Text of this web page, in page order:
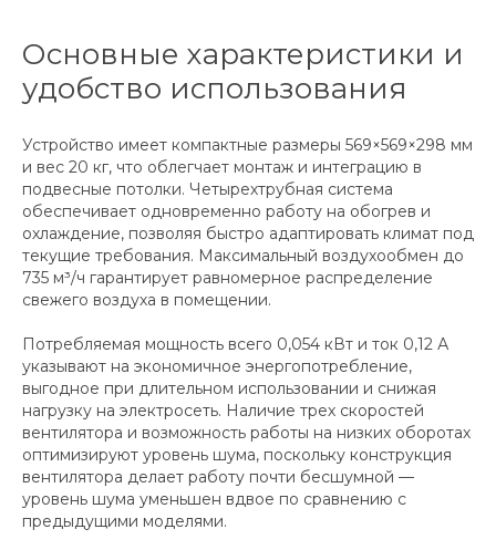
Основные характеристики и
удобство использования
Устройство имеет компактные размеры 569×569×298 мм
и вес 20 кг, что облегчает монтаж и интеграцию в
подвесные потолки. Четырехтрубная система
обеспечивает одновременно работу на обогрев и
охлаждение, позволяя быстро адаптировать климат под
текущие требования. Максимальный воздухообмен до
735 м³/ч гарантирует равномерное распределение
свежего воздуха в помещении.
Потребляемая мощность всего 0,054 кВт и ток 0,12 А
указывают на экономичное энергопотребление,
выгодное при длительном использовании и снижая
нагрузку на электросеть. Наличие трех скоростей
вентилятора и возможность работы на низких оборотах
оптимизируют уровень шума, поскольку конструкция
вентилятора делает работу почти бесшумной —
уровень шума уменьшен вдвое по сравнению с
предыдущими моделями.